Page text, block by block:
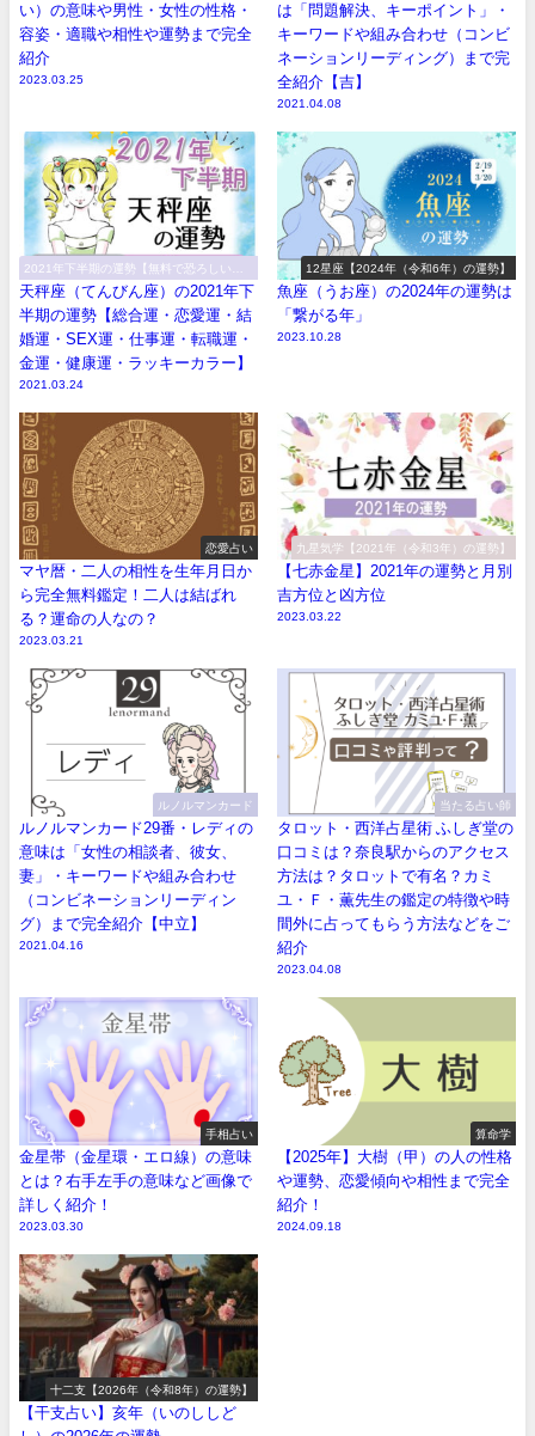
い）の意味や男性・女性の性格・
容姿・適職や相性や運勢まで完全
紹介
2023.03.25
は「問題解決、キーポイント」・
キーワードや組み合わせ（コンビ
ネーションリーディング）まで完
全紹介【吉】
2021.04.08
2021年下半期の運勢【無料で恐ろしい程
当たる！】
天秤座（てんびん座）の2021年下
半期の運勢【総合運・恋愛運・結
婚運・SEX運・仕事運・転職運・
金運・健康運・ラッキーカラー】
2021.03.24
12星座【2024年（令和6年）の運勢】
魚座（うお座）の2024年の運勢は
「繋がる年」
2023.10.28
恋愛占い
マヤ暦・二人の相性を生年月日か
ら完全無料鑑定！二人は結ばれ
る？運命の人なの？
2023.03.21
九星気学【2021年（令和3年）の運勢】
【七赤金星】2021年の運勢と月別
吉方位と凶方位
2023.03.22
ルノルマンカード
ルノルマンカード29番・レディの
意味は「女性の相談者、彼女、
妻」・キーワードや組み合わせ
（コンビネーションリーディン
グ）まで完全紹介【中立】
2021.04.16
当たる占い師
タロット・西洋占星術 ふしぎ堂の
口コミは？奈良駅からのアクセス
方法は？タロットで有名？カミ
ユ・Ｆ・薫先生の鑑定の特徴や時
間外に占ってもらう方法などをご
紹介
2023.04.08
手相占い
金星帯（金星環・エロ線）の意味
とは？右手左手の意味など画像で
詳しく紹介！
2023.03.30
算命学
【2025年】大樹（甲）の人の性格
や運勢、恋愛傾向や相性まで完全
紹介！
2024.09.18
十二支【2026年（令和8年）の運勢】
【干支占い】亥年（いのししど